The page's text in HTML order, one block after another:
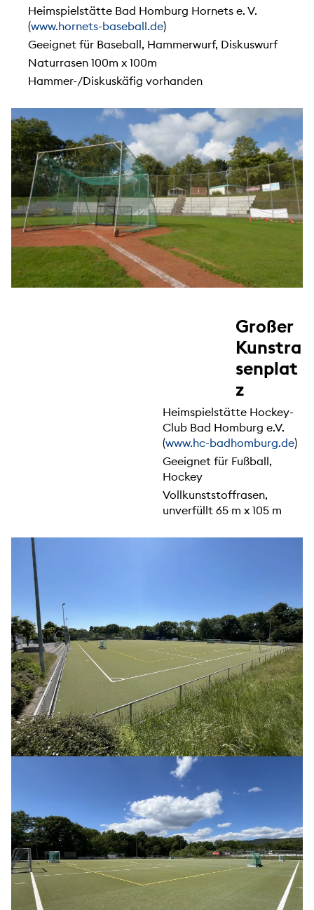
Heimspielstätte Bad Homburg Hornets e. V.
(www.hornets-baseball.de)
Geeignet für Baseball, Hammerwurf, Diskuswurf
Naturrasen 100m x 100m
Hammer-/Diskuskäfig vorhanden
Großer
Kunstra
senplat
z
Heimspielstätte Hockey-
Club Bad Homburg e.V.
(www.hc-badhomburg.de)
Geeignet für Fußball,
Hockey
Vollkunststoffrasen,
unverfüllt 65 m x 105 m